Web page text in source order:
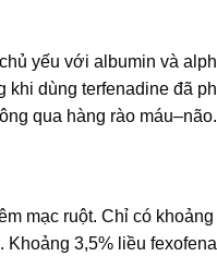
yếu với albumin và
dùng terfenadine đã
qua hàng rào máu–não.
mạc ruột. Chỉ có
3,5% liều